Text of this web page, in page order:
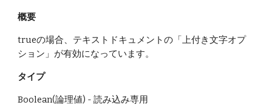
概要
trueの場合、テキストドキュメントの「上付き文字オプ
ション」が有効になっています。
タイプ
Boolean(論理値) - 読み込み専用